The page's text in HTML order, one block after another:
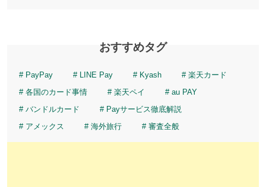
おすすめタグ
PayPay LINE Pay Kyash
楽天カード
各国のカード事情
楽天ペイ
au PAY
バンドルカード
Payサービス徹底解説
アメックス
海外旅行 審査全般